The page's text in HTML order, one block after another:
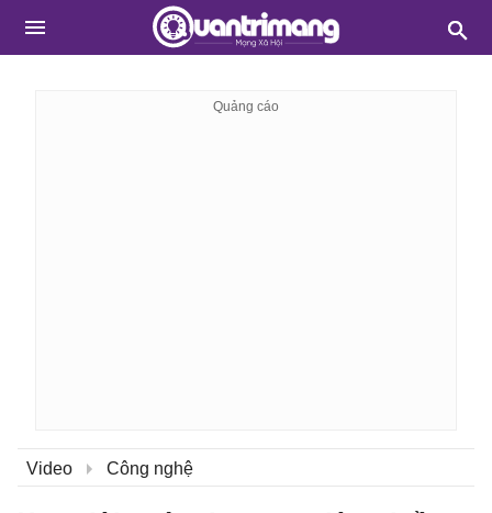
Video Công nghệ